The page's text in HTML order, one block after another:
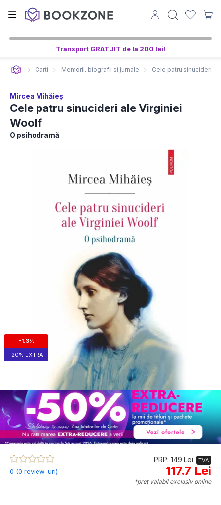
Transport GRATUIT de la 200 lei!
Carti Memorii, biografii si jurnale Cele patru sinucideri
Mircea Mihăieș
Cele patru sinucideri ale Virginiei
Woolf
O psihodramă
-1.3%
-20% EXTRA
0 (0 review-uri)
PRP: 149 Lei TVA
117.7 Lei
*preț valabil exclusiv online